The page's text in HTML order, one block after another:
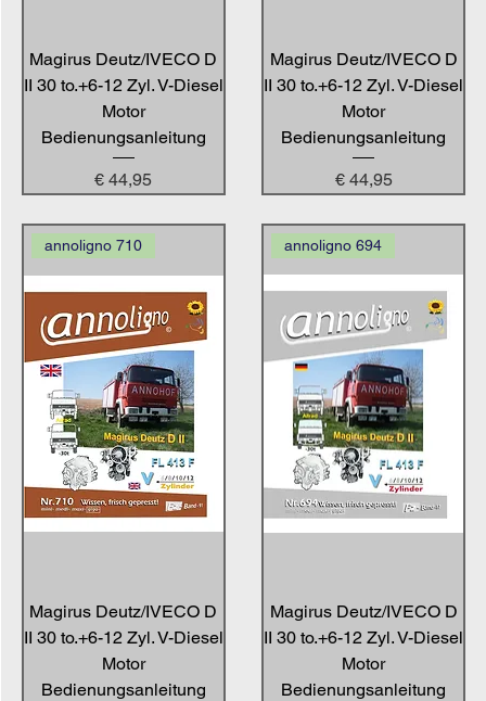
Magirus Deutz/IVECO D
II 30 to.+6-12 Zyl. V-Diesel
Motor
Bedienungsanleitung
Preis
€ 44,95
Magirus Deutz/IVECO D
II 30 to.+6-12 Zyl. V-Diesel
Motor
Bedienungsanleitung
Preis
€ 44,95
annoligno 710
Magirus Deutz/IVECO D
II 30 to.+6-12 Zyl. V-Diesel
Motor
Bedienungsanleitung
annoligno 694
Magirus Deutz/IVECO D
II 30 to.+6-12 Zyl. V-Diesel
Motor
Bedienungsanleitung